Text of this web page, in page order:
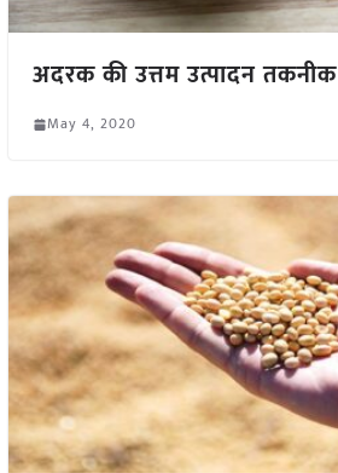
अदरक की उत्तम उत्पादन तकनीक
May 4, 2020